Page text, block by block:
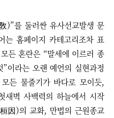
)”를 둘러싼 유사선교발생 문
는 홈페이지 카테고리조차 표
든 혼란은 “말세에 이르러 종
이라는 오랜 예언의 실현과정
든 물줄기가 바다로 모이듯,
새벽 사백력의 하늘에서 시작
因)의 교화, 만법의 근원종교